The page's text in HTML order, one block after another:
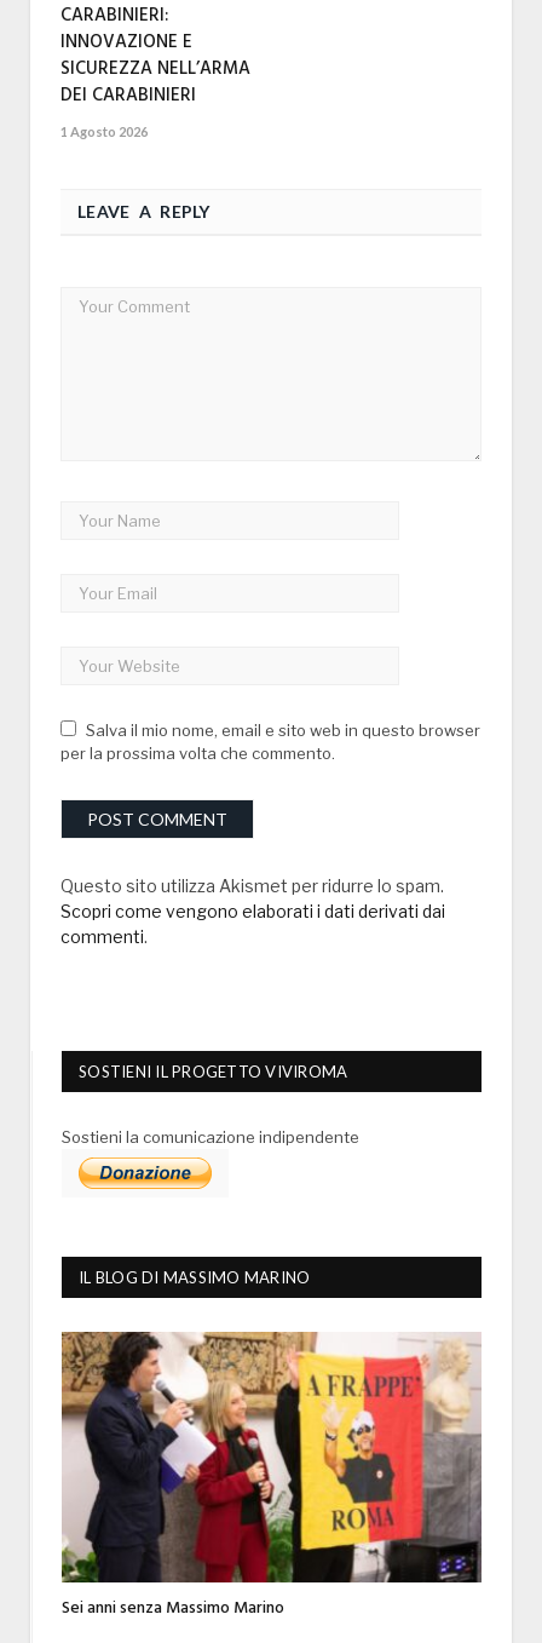
CARABINIERI:
INNOVAZIONE E
SICUREZZA NELL’ARMA
DEI CARABINIERI
1 Agosto 2026
LEAVE A REPLY
Salva il mio nome, email e sito web in questo browser
per la prossima volta che commento.
Questo sito utilizza Akismet per ridurre lo spam.
Scopri come vengono elaborati i dati derivati dai
commenti.
SOSTIENI IL PROGETTO VIVIROMA
Sostieni la comunicazione indipendente
IL BLOG DI MASSIMO MARINO
Sei anni senza Massimo Marino